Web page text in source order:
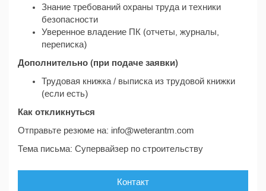
Знание требований охраны труда и техники
безопасности
Уверенное владение ПК (отчеты, журналы,
переписка)
Дополнительно (при подаче заявки)
Трудовая книжка / выписка из трудовой книжки
(если есть)
Как откликнуться
Отправьте резюме на: info@weterantm.com
Тема письма: Супервайзер по строительству
Контакт